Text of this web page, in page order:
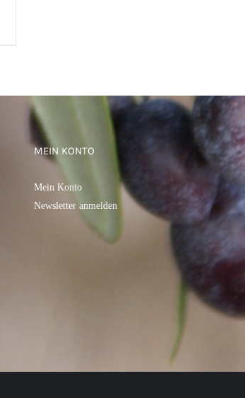
MEIN KONTO
Mein Konto
Newsletter anmelden